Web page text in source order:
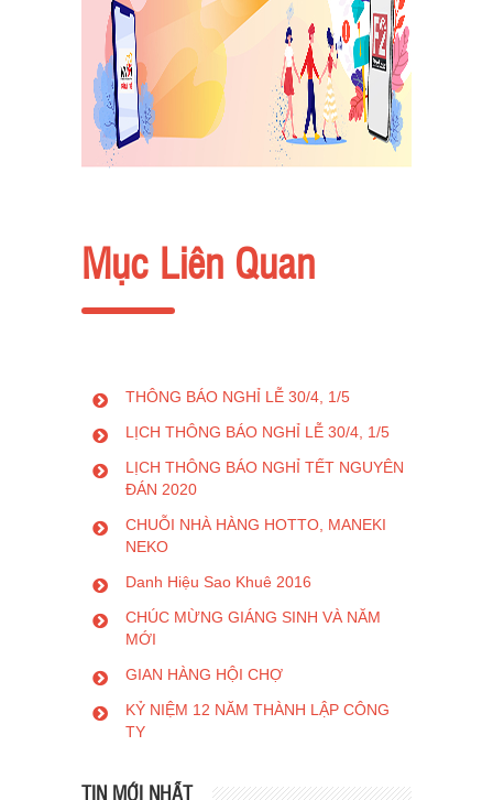
Mục Liên Quan
THÔNG BÁO NGHỈ LỄ 30/4, 1/5
LỊCH THÔNG BÁO NGHỈ LỄ 30/4, 1/5
LỊCH THÔNG BÁO NGHỈ TẾT NGUYÊN
ĐÁN 2020
CHUỖI NHÀ HÀNG HOTTO, MANEKI
NEKO
Danh Hiệu Sao Khuê 2016
CHÚC MỪNG GIÁNG SINH VÀ NĂM
MỚI
GIAN HÀNG HỘI CHỢ
KỶ NIỆM 12 NĂM THÀNH LẬP CÔNG
TY
TIN MỚI NHẤT